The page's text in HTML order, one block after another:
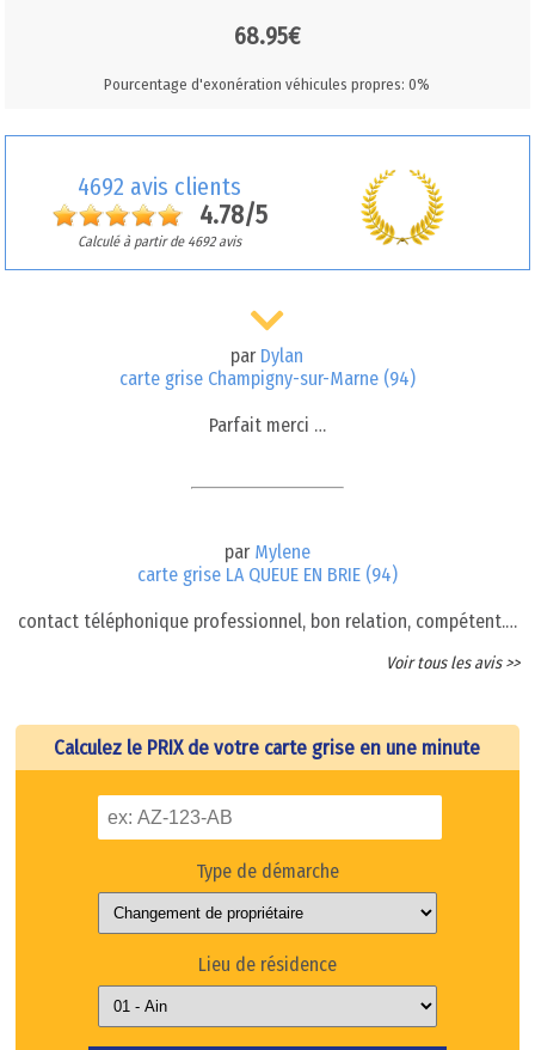
68.95€
Pourcentage d'exonération véhicules propres: 0%
4692 avis clients
4.78/5
Calculé à partir de 4692 avis
par Dylan
carte grise Champigny-sur-Marne (94)
Parfait merci …
par Mylene
carte grise LA QUEUE EN BRIE (94)
contact téléphonique professionnel, bon relation, compétent.…
Voir tous les avis >>
Calculez le PRIX de votre carte grise en une minute
Type de démarche
Lieu de résidence